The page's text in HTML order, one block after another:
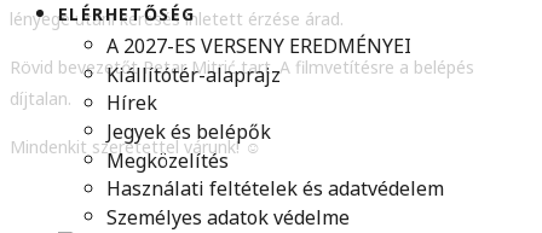
ELÉRHETŐSÉG
A 2027-ES VERSENY EREDMÉNYEI
Kiállítótér-alaprajz
Hírek
Jegyek és belépők
Megközelítés
Használati feltételek és adatvédelem
Személyes adatok védelme
lényege utáni keresés ihletett érzése árad.
Rövid bevezetőt Petar Mitrić tart. A filmvetítésre a belépés
díjtalan.
Mindenkit szeretettel várunk!☺